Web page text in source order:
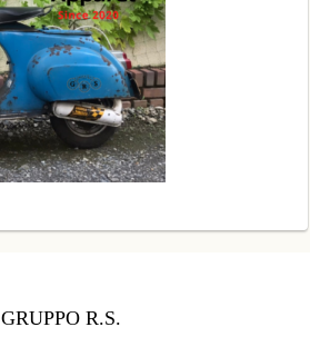
GRUPPO R.S.